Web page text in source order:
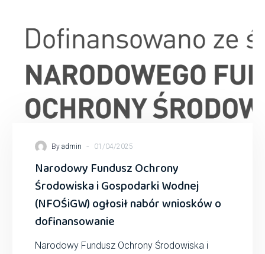
By admin - 01/04/2025
Narodowy Fundusz Ochrony
Środowiska i Gospodarki Wodnej
(NFOŚiGW) ogłosił nabór wniosków o
dofinansowanie
Narodowy Fundusz Ochrony Środowiska i